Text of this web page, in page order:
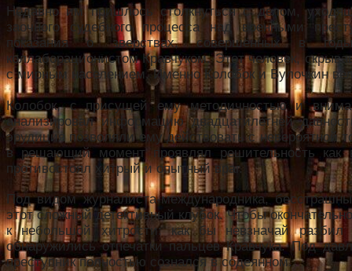
Недавно им пришлось столкнуться с делом,
заочного судебного процесса над военными
показания о зверствах, совершённых в
коллаборационистом Кравчуком. Этот человек,
с мирным населением. Именно Колобок и Булочкин
Колобок, с присущей ему методичностью и
анализировал информацию двадцатилетней
эрудиция позволяли ему действовать с невероятной
в решающий момент проявлял решительность
противостоял хитрый и опытный враг.
Под видом журналиста-международника,
этот сложный детективный клубок. Чтобы
к небольшой хитрости: как бы невзначай разбил
обнаружились отпечатки пальцев Кравчука. Под
преступник полностью сознался в содеянном.